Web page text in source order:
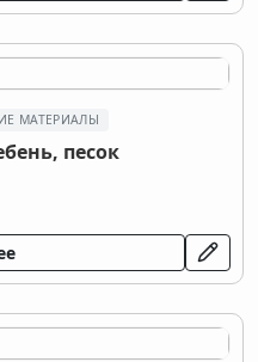
МАТЕРИАЛЫ
песок